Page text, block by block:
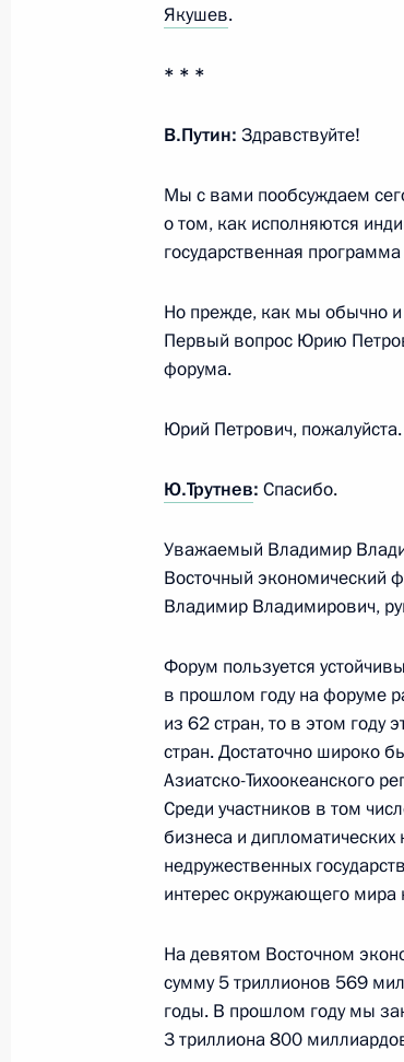
Владимир Путин
6 сентября 2024 года,
Владимир Путин
Пленарное заседание
5 сентября 2024 года, 12:00
4 сентября 2024 года,
Рабочая встреча с
Кожемяко
4 сентября 2024 года, 18:40
Совещание по вопросам
Дальневосточного
4 сентября 2024 года, 17:50
Встреча с
4 сентября 2024 года, 15:45
Якушев.
* * *
В.Путин: Здравствуйте!
Мы с вами пообсуждаем
о том, как исполняются
государственная
Но прежде, как мы обычно и
Первый вопрос Юрию
форума.
Юрий Петрович, пожалуйста.
Ю.Трутнев: Спасибо.
Уважаемый Владимир
Восточный экономический
Владимир Владимирович,
Форум пользуется
в прошлом году на форуме
из 62 стран, то в этом году
стран. Достаточно широко
Азиатско-Тихоокеанского
Среди участников в том
бизнеса и дипломатических
недружественных
интерес окружающего мира
На девятом Восточном
сумму 5 триллионов 569
годы. В прошлом году мы
3 триллиона 800